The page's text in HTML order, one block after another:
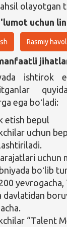
olayotgan
uchun
Rasmiy
ishtirok
ega boʻladi:
etish bepul
uchun
uchun
boʻlib
yevrogacha,
davlatidan
“Talent